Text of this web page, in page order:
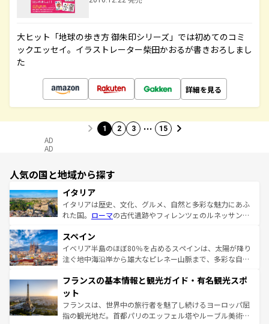
大ヒット「地球の歩き方 御朱印シリーズ」では初めてのコミ
ックエッセイ。イラストレーター柴田かおるが書きおろしまし
た
詳細を見る
1 2 3 … 15
AD
AD
人気の国と地域から探す
イタリア
イタリアは歴史、文化、グルメ、自然と多彩な魅力にあふ
れた国。 ローマの古代遺跡やフィレンツェのルネッサンス
ろん、トスカーナの美しい田園風景やアマルフィ海岸の絶
景など、自然景観も見逃せない。観光の合間には、本場の
ピザやパスタなど、絶品のイタリア料理を堪能することも
ませてくれるイタリアで、忘れられない旅をしてみよう！
なお、新着のイタリア情報は
しい。
スペイン
イベリア半島のほぼ80％を占めるスペインは、太陽が降り
注ぐ地中海沿岸から雄大なピレネー山脈まで、多彩な自然
文化が根付くこの国では、情熱的なフラメンコ、熱気あふ
れる闘牛、そして美味しいタパスが生活の一部となってい
る。首都マドリードの洗練された雰囲気や、バルセロナの
アートに溢れた街角から、地方では古代ローマ遺跡や中世
フランスの基本情報と観光ガイド・有名観光スポ
ット
フランスは、世界中の旅行者を魅了し続けるヨーロッパ屈
指の観光地だ。首都パリのエッフェル塔やルーブル美術館